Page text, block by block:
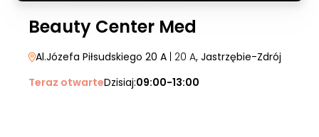
Beauty Center Med
Al.Józefa Piłsudskiego 20 A | 20 A, Jastrzębie-Zdrój
Teraz otwarteDzisiaj:09:00-13:00